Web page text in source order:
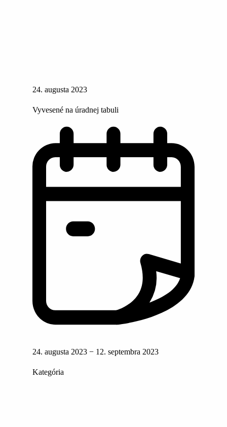
24. augusta 2023
Vyvesené na úradnej tabuli
24. augusta 2023 − 12. septembra 2023
Kategória